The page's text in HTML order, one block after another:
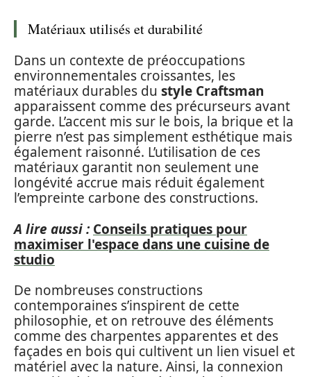
Matériaux utilisés et durabilité
Dans un contexte de préoccupations
environnementales croissantes, les
matériaux durables du style Craftsman
apparaissent comme des précurseurs avant
garde. L’accent mis sur le bois, la brique et la
pierre n’est pas simplement esthétique mais
également raisonné. L’utilisation de ces
matériaux garantit non seulement une
longévité accrue mais réduit également
l’empreinte carbone des constructions.
A lire aussi : Conseils pratiques pour
maximiser l'espace dans une cuisine de
studio
De nombreuses constructions
contemporaines s’inspirent de cette
philosophie, et on retrouve des éléments
comme des charpentes apparentes et des
façades en bois qui cultivent un lien visuel et
matériel avec la nature. Ainsi, la connexion